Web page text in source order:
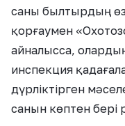
саны былтырдың
қорғаумен
айналысса,
инспекция
дүрліктірген
санын көптен бері